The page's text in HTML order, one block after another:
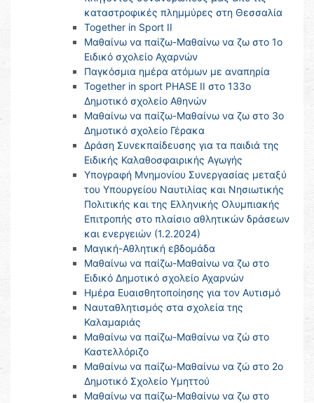
καταστροφικές πλημμύρες στη Θεσσαλία
Together in Sport II
Μαθαίνω να παίζω-Μαθαίνω να ζω στο 1ο
Ειδικό σχολείο Αχαρνών
Παγκόσμια ημέρα ατόμων με αναπηρία
Together in sport PHASE II στο 133ο
Δημοτικό σχολείο Αθηνών
Μαθαίνω να παίζω-Μαθαίνω να ζω στο 3ο
Δημοτικό σχολείο Γέρακα
Δράση Συνεκπαίδευσης για τα παιδιά της
Ειδικής Καλαθοσφαιρικής Αγωγής
Υπογραφή Μνημονίου Συνεργασίας μεταξύ
του Υπουργείου Ναυτιλίας και Νησιωτικής
Πολιτικής και της Ελληνικής Ολυμπιακής
Επιτροπής στο πλαίσιο αθλητικών δράσεων
και ενεργειών (1.2.2024)
Μαγική-Αθλητική εβδομάδα
Μαθαίνω να παίζω-Μαθαίνω να ζω στο
Ειδικό Δημοτικό σχολείο Αχαρνών
Ημέρα Ευαισθητοποίησης για τον Αυτισμό
Nαυταθλητισμός στα σχολεία της
Καλαμαριάς
Μαθαίνω να παίζω-Μαθαίνω να ζώ στο
Καστελλόριζο
Μαθαίνω να παίζω-Μαθαίνω να ζώ στο 2ο
Δημοτικό Σχολείο Υμηττού
Μαθαίνω να παίζω-Μαθαίνω να ζω στο